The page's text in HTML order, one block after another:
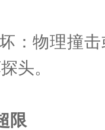
物理撞击
头。
限